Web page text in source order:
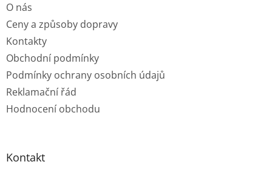
O nás
Ceny a způsoby dopravy
Kontakty
Obchodní podmínky
Podmínky ochrany osobních údajů
Reklamační řád
Hodnocení obchodu
Kontakt